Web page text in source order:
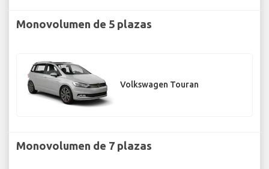
Monovolumen de 5 plazas
Volkswagen Touran
Monovolumen de 7 plazas